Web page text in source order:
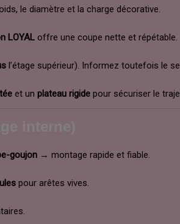
le diamètre et la charge décorative.
LOYAL offre une coupe nette et répétable.
l’étage supérieur). Informez toutefois le
et unplateau rigide pour sécuriser le
goujon → montage rapide et fiable.
pour arêtes vives.